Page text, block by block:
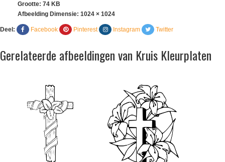
Grootte: 74 KB
Afbeelding Dimensie: 1024 × 1024
Deel: Facebook Pinterest Instagram Twitter
Gerelateerde afbeeldingen van Kruis Kleurplaten